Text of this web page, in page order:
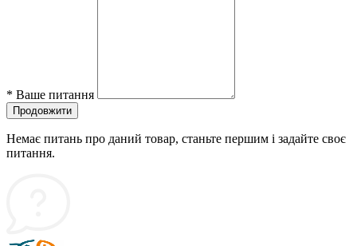
* Ваше питання
Продовжити
Немає питань про даний товар, станьте першим і задайте своє
питання.